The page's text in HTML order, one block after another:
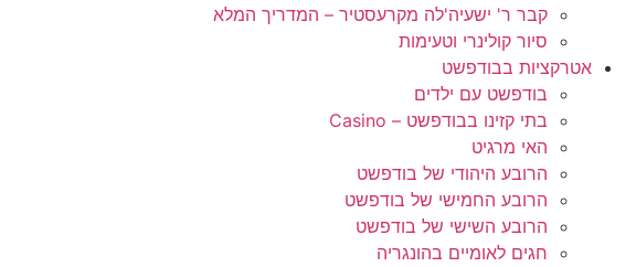
קבר ר' ישעיה'לה מקרעסטיר – המדריך המלא
סיור קולינרי וטעימות
אטרקציות בבודפשט
בודפשט עם ילדים
בתי קזינו בבודפשט – Casino
האי מרגיט
הרובע היהודי של בודפשט
הרובע החמישי של בודפשט
הרובע השישי של בודפשט
חגים לאומיים בהונגריה